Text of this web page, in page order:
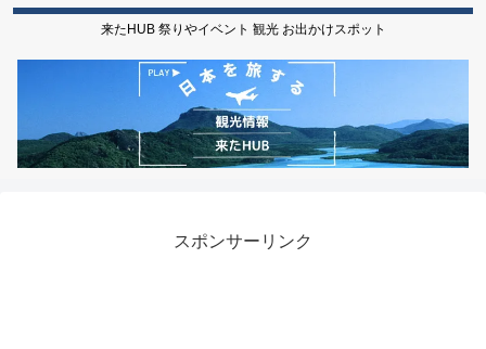
来たHUB 祭りやイベント 観光 お出かけスポット
スポンサーリンク